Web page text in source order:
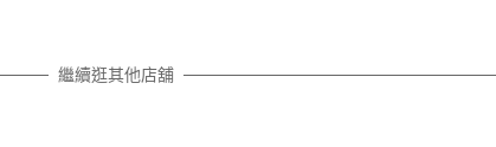
繼續逛其他店舖